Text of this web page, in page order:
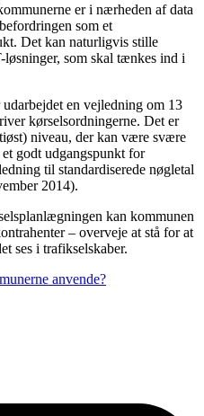
er i nærheden af data
som et
Det kan naturligvis stille
som skal tænkes ind i
en vejledning om 13
kørselsordningerne. Det er
niveau, der kan være svære
godt udgangspunkt for
til standardiserede nøgletal
2014).
kan kommunen
– overveje at stå for at
ses i trafikselskaber.
anvende?